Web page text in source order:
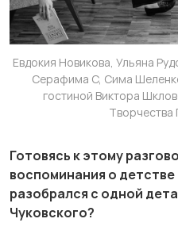
Евдокия Новикова, Ульяна
Серафима С, Сима
гостиной Виктора
Творчества
Готовясь к этому
воспоминания о
разобрался с одной
Чуковского?